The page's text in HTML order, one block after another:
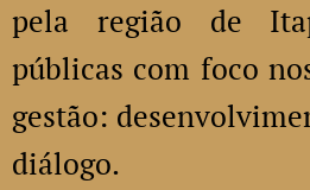
pela região de
públicas com foco
gestão:
diálogo.